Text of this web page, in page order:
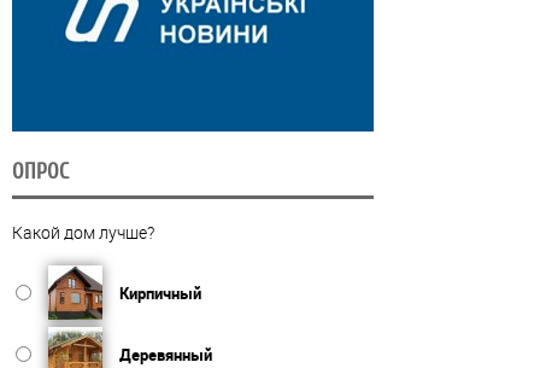
ОПРОС
Какой дом лучше?
Кирпичный
Деревянный